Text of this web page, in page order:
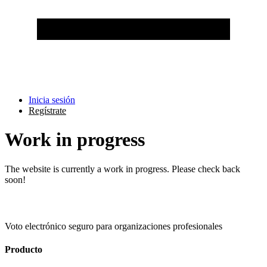
Inicia sesión
Regístrate
Work in progress
The website is currently a work in progress. Please check back
soon!
Voto electrónico seguro para organizaciones profesionales
Producto